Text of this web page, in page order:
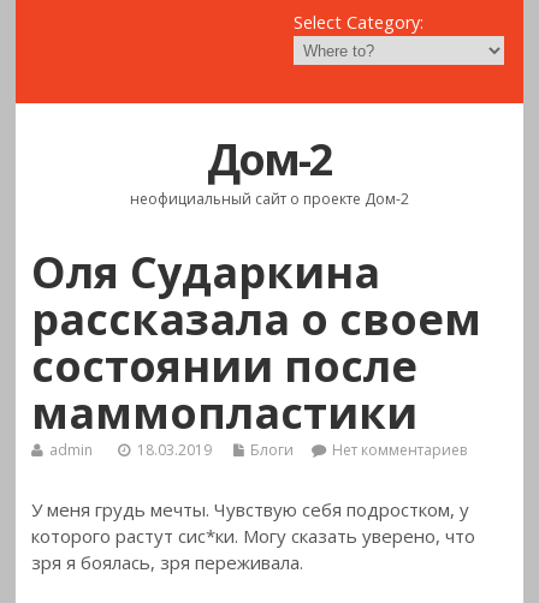
Select Category:
Дом-2
неофициальный сайт о проекте Дом-2
Оля Сударкина
рассказала о своем
состоянии после
маммопластики
admin 18.03.2019 Блоги Нет комментариев
У меня грудь мечты. Чувствую себя подростком, у
которого растут сис*ки. Могу сказать уверено, что
зря я боялась, зря переживала.